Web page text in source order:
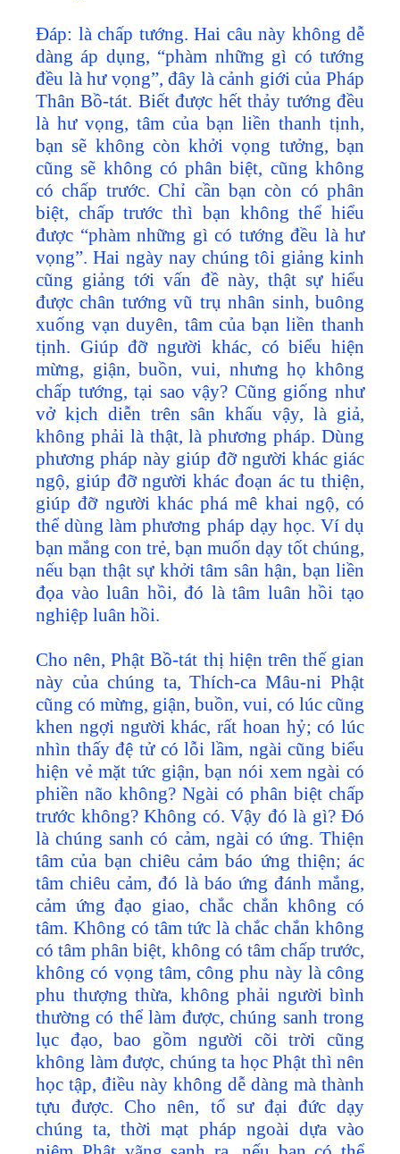
Đáp: là chấp tướng. Hai câu này không dễ
dàng áp dụng, “phàm những gì có tướng
đều là hư vọng”, đây là cảnh giới của Pháp
Thân Bồ-tát. Biết được hết thảy tướng đều
là hư vọng, tâm của bạn liền thanh tịnh,
bạn sẽ không còn khởi vọng tưởng, bạn
cũng sẽ không có phân biệt, cũng không
có chấp trước. Chỉ cần bạn còn có phân
biệt, chấp trước thì bạn không thể hiểu
được “phàm những gì có tướng đều là hư
vọng”. Hai ngày nay chúng tôi giảng kinh
cũng giảng tới vấn đề này, thật sự hiểu
được chân tướng vũ trụ nhân sinh, buông
xuống vạn duyên, tâm của bạn liền thanh
tịnh. Giúp đỡ người khác, có biểu hiện
mừng, giận, buồn, vui, nhưng họ không
chấp tướng, tại sao vậy? Cũng giống như
vở kịch diễn trên sân khấu vậy, là giả,
không phải là thật, là phương pháp. Dùng
phương pháp này giúp đỡ người khác giác
ngộ, giúp đỡ người khác đoạn ác tu thiện,
giúp đỡ người khác phá mê khai ngộ, có
thể dùng làm phương pháp dạy học. Ví dụ
bạn mắng con trẻ, bạn muốn dạy tốt chúng,
nếu bạn thật sự khởi tâm sân hận, bạn liền
đọa vào luân hồi, đó là tâm luân hồi tạo
nghiệp luân hồi.
Cho nên, Phật Bồ-tát thị hiện trên thế gian
này của chúng ta, Thích-ca Mâu-ni Phật
cũng có mừng, giận, buồn, vui, có lúc cũng
khen ngợi người khác, rất hoan hỷ; có lúc
nhìn thấy đệ tử có lỗi lầm, ngài cũng biểu
hiện vẻ mặt tức giận, bạn nói xem ngài có
phiền não không? Ngài có phân biệt chấp
trước không? Không có. Vậy đó là gì? Đó
là chúng sanh có cảm, ngài có ứng. Thiện
tâm của bạn chiêu cảm báo ứng thiện; ác
tâm chiêu cảm, đó là báo ứng đánh mắng,
cảm ứng đạo giao, chắc chắn không có
tâm. Không có tâm tức là chắc chắn không
có tâm phân biệt, không có tâm chấp trước,
không có vọng tâm, công phu này là công
phu thượng thừa, không phải người bình
thường có thể làm được, chúng sanh trong
lục đạo, bao gồm người cõi trời cũng
không làm được, chúng ta học Phật thì nên
học tập, điều này không dễ dàng mà thành
tựu được. Cho nên, tổ sư đại đức dạy
chúng ta, thời mạt pháp ngoài dựa vào